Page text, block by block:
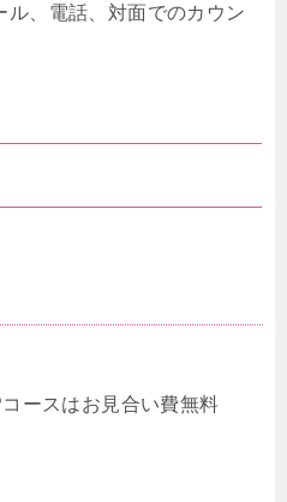
ル、電話、対面でのカウン
ースはお見合い費無料